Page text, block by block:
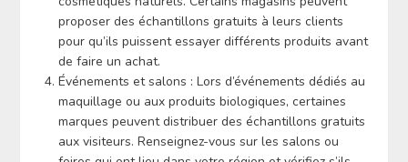
proposer des échantillons gratuits à leurs clients
pour qu’ils puissent essayer différents produits avant
de faire un achat.
Événements et salons : Lors d’événements dédiés au
maquillage ou aux produits biologiques, certaines
marques peuvent distribuer des échantillons gratuits
aux visiteurs. Renseignez-vous sur les salons ou